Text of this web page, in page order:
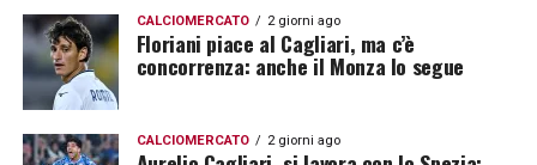
CALCIOMERCATO 2 giorni ago
Floriani piace al Cagliari, ma c’è
concorrenza: anche il Monza lo segue
CALCIOMERCATO 2 giorni ago